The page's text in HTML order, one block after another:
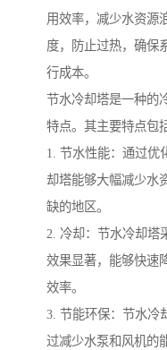
用效率，减少水资源
度，防止过热，确保
行成本。
节水冷却塔是一种的
特点。其主要特点包
1. 节水性能：通过优
却塔能够大幅减少水
缺的地区。
2. 冷却：节水冷却塔
效果显著，能够快速
效率。
3. 节能环保：节水冷
过减少水泵和风机的